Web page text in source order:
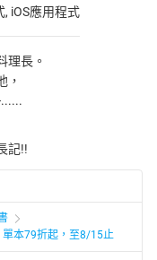
iOS應用程式
理長。
，
記!!
本79折起，至8/15止